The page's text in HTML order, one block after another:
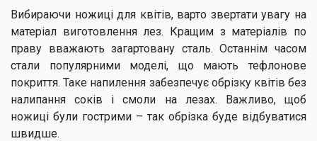
Вибираючи ножиці для квітів, варто звертати увагу на
матеріал виготовлення лез. Кращим з матеріалів по
праву вважають загартовану сталь. Останнім часом
стали популярними моделі, що мають тефлонове
покриття. Таке напилення забезпечує обрізку квітів без
налипання соків і смоли на лезах. Важливо, щоб
ножиці були гострими – так обрізка буде відбуватися
швидше.